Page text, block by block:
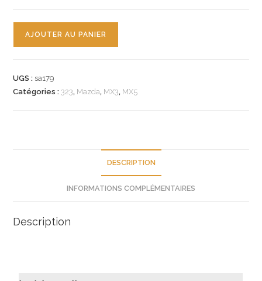
mazda
AJOUTER AU PANIER
UGS : sa179
Catégories :323, Mazda, MX3, MX5
DESCRIPTION
INFORMATIONS COMPLÉMENTAIRES
Description